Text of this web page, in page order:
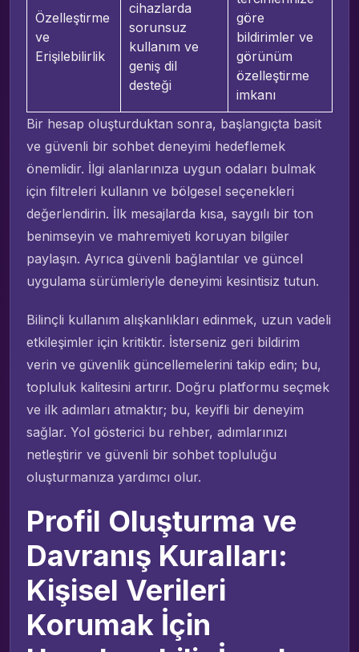
Özelleştirme
ve
Erişilebilirlik
cihazlarda
sorunsuz
kullanım ve
geniş dil
desteği
göre
bildirimler ve
görünüm
özelleştirme
imkanı
Bir hesap oluşturduktan sonra, başlangıçta basit
ve güvenli bir sohbet deneyimi hedeflemek
önemlidir. İlgi alanlarınıza uygun odaları bulmak
için filtreleri kullanın ve bölgesel seçenekleri
değerlendirin. İlk mesajlarda kısa, saygılı bir ton
benimseyin ve mahremiyeti koruyan bilgiler
paylaşın. Ayrıca güvenli bağlantılar ve güncel
uygulama sürümleriyle deneyimi kesintisiz tutun.
Bilinçli kullanım alışkanlıkları edinmek, uzun vadeli
etkileşimler için kritiktir. İsterseniz geri bildirim
verin ve güvenlik güncellemelerini takip edin; bu,
topluluk kalitesini artırır. Doğru platformu seçmek
ve ilk adımları atmaktır; bu, keyifli bir deneyim
sağlar. Yol gösterici bu rehber, adımlarınızı
netleştirir ve güvenli bir sohbet topluluğu
oluşturmanıza yardımcı olur.
Profil Oluşturma ve
Davranış Kuralları:
Kişisel Verileri
Korumak İçin